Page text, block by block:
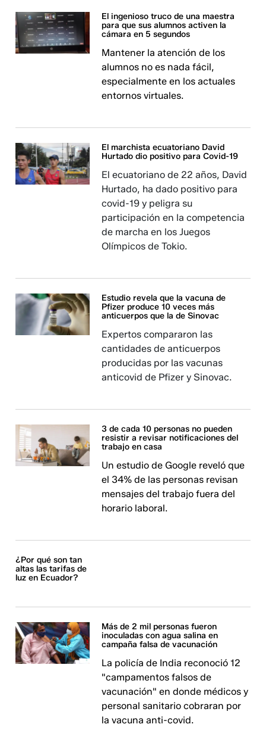
El ingenioso truco de una maestra
para que sus alumnos activen la
cámara en 5 segundos
Mantener la atención de los
alumnos no es nada fácil,
especialmente en los actuales
entornos virtuales.
El marchista ecuatoriano David
Hurtado dio positivo para Covid-19
El ecuatoriano de 22 años, David
Hurtado, ha dado positivo para
covid-19 y peligra su
participación en la competencia
de marcha en los Juegos
Olímpicos de Tokio.
Estudio revela que la vacuna de
Pfizer produce 10 veces más
anticuerpos que la de Sinovac
Expertos compararon las
cantidades de anticuerpos
producidas por las vacunas
anticovid de Pfizer y Sinovac.
3 de cada 10 personas no pueden
resistir a revisar notificaciones del
trabajo en casa
Un estudio de Google reveló que
el 34% de las personas revisan
mensajes del trabajo fuera del
horario laboral.
¿Por qué son tan
altas las tarifas de
luz en Ecuador?
Más de 2 mil personas fueron
inoculadas con agua salina en
campaña falsa de vacunación
La policía de India reconoció 12
"campamentos falsos de
vacunación" en donde médicos y
personal sanitario cobraran por
la vacuna anti-covid.